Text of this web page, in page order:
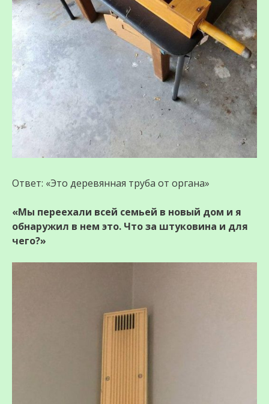
Ответ: «Это деревянная труба от органа»
«Мы переехали всей семьей в новый дом и я
обнаружил в нем это. Что за штуковина и для
чего?»